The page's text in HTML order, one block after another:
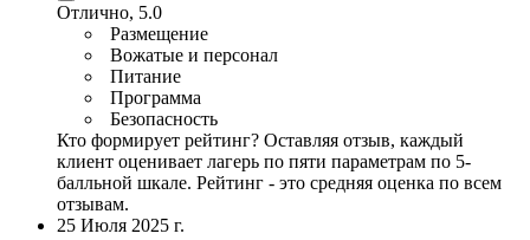
Отлично, 5.0
Размещение
Вожатые и персонал
Питание
Программа
Безопасность
Кто формирует рейтинг? Оставляя отзыв, каждый
клиент оценивает лагерь по пяти параметрам по 5-
балльной шкале. Рейтинг - это средняя оценка по всем
отзывам.
25 Июля 2025 г.